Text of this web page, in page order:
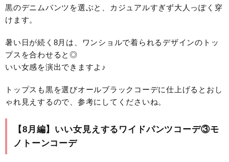
黒のデニムパンツを選ぶと、カジュアルすぎず大人っぽく穿
けます。
暑い日が続く8月は、ワンショルで着られるデザインのトッ
プスを合わせると◎
いい女感を演出できますよ♪
トップスも黒を選びオールブラックコーデに仕上げるとおし
ゃれ見えするので、参考にしてくださいね。
【8月編】いい女見えするワイドパンツコーデ③モ
ノトーンコーデ